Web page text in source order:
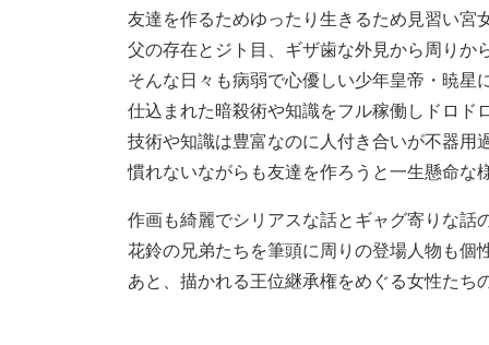
友達を作るためゆったり生きるため見習い
父の存在とジト目、ギザ歯な外見から周りか
そんな日々も病弱で心優しい少年皇帝・暁星
仕込まれた暗殺術や知識をフル稼働しドロド
技術や知識は豊富なのに人付き合いが不器用
慣れないながらも友達を作ろうと一生懸命な
作画も綺麗でシリアスな話とギャグ寄りな話
花鈴の兄弟たちを筆頭に周りの登場人物も個
あと、描かれる王位継承権をめぐる女性たち